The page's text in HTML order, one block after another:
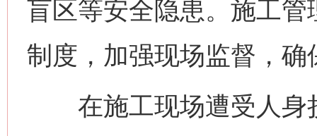
盲区等安全隐患。施工
制度，加强现场监督，
在施工现场遭受人身